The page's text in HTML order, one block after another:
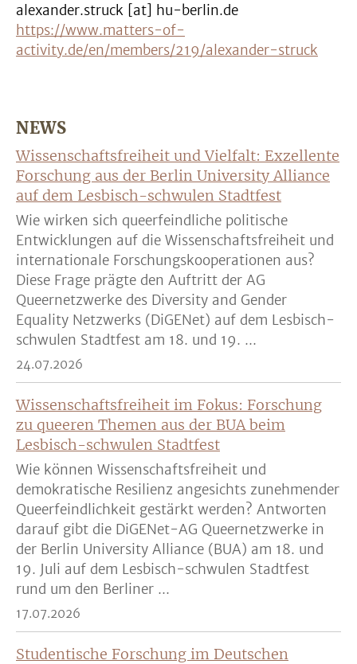
alexander.struck [at] hu-berlin.de
https://www.matters-of-
activity.de/en/members/219/alexander-struck
NEWS
Wissenschaftsfreiheit und Vielfalt: Exzellente
Forschung aus der Berlin University Alliance
auf dem Lesbisch-schwulen Stadtfest
Wie wirken sich queerfeindliche politische
Entwicklungen auf die Wissenschaftsfreiheit und
internationale Forschungskooperationen aus?
Diese Frage prägte den Auftritt der AG
Queernetzwerke des Diversity and Gender
Equality Netzwerks (DiGENet) auf dem Lesbisch-
schwulen Stadtfest am 18. und 19. ...
24.07.2026
Wissenschaftsfreiheit im Fokus: Forschung
zu queeren Themen aus der BUA beim
Lesbisch-schwulen Stadtfest
Wie können Wissenschaftsfreiheit und
demokratische Resilienz angesichts zunehmender
Queerfeindlichkeit gestärkt werden? Antworten
darauf gibt die DiGENet-AG Queernetzwerke in
der Berlin University Alliance (BUA) am 18. und
19. Juli auf dem Lesbisch-schwulen Stadtfest
rund um den Berliner ...
17.07.2026
Studentische Forschung im Deutschen